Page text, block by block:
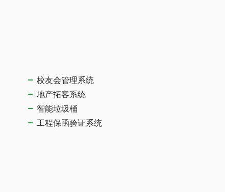
校友会管理系统
地产拓客系统
智能垃圾桶
工程保函验证系统